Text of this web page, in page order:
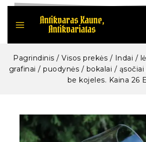
Pagrindinis / Visos prekės / Indai /
grafinai / puodynės / bokalai / ąsočiai
be kojeles. Kaina 26